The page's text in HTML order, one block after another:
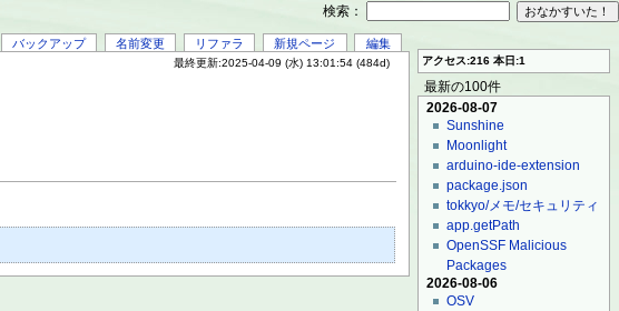
バックアップ 名前変更 リファラ 新規ページ 編集
最終更新:2025-04-09 (水) 13:01:54 (484d) アクセス:216 本日:1
最新の100件
2026-08-07
Sunshine
Moonlight
arduino-ide-extension
package.json
tokkyo/メモ/セキュリティ
app.getPath
OpenSSF Malicious
Packages
2026-08-06
OSV
検索：